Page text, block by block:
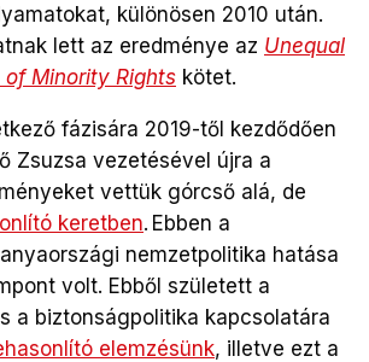
különösen 2010 után.
lett az eredménye az Unequal
Minority Rights kötet.
fázisára 2019-től kezdődően
Zsuzsa vezetésével újra a
vettük górcső alá, de
keretben. Ebben a
nemzetpolitika hatása
volt. Ebből született a
a biztonságpolitika kapcsolatára
elemzésünk, illetve ezt a